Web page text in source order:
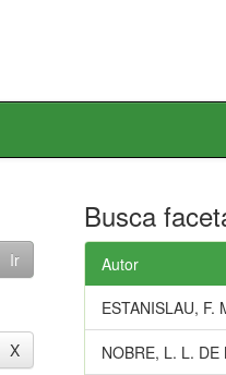
Busca
Autor
ESTANISLAU, F.
NOBRE, L. L. DE